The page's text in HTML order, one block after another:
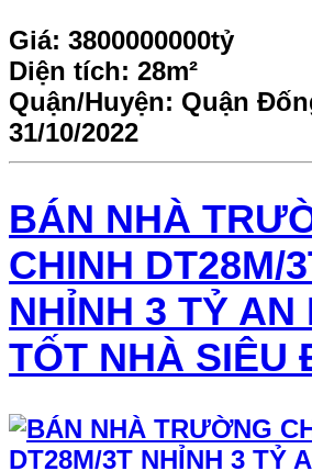
Giá: 3800000000tỷ
Diện tích: 28m²
Quận/Huyện: Quận
31/10/2022
BÁN NHÀ
CHINH DT28M/
NHỈNH 3 TỶ AN
TỐT NHÀ SIÊU